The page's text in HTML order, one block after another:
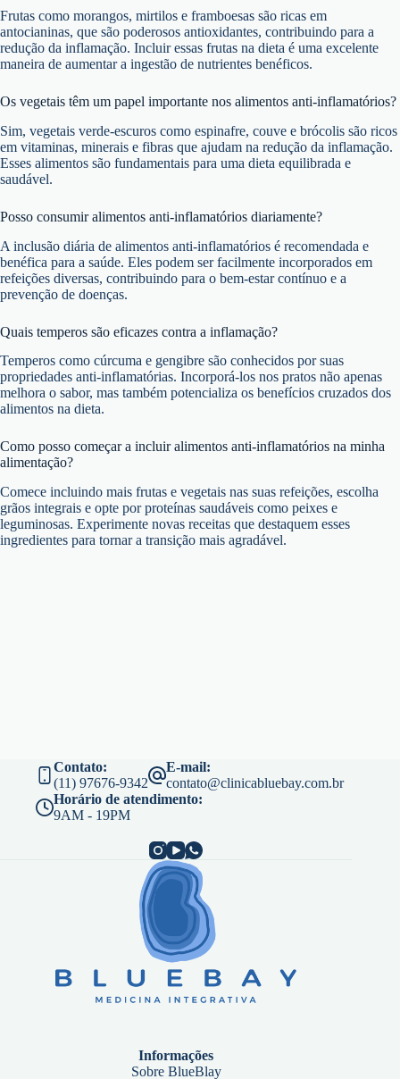
Frutas como morangos, mirtilos e framboesas são ricas em
antocianinas, que são poderosos antioxidantes, contribuindo para a
redução da inflamação. Incluir essas frutas na dieta é uma excelente
maneira de aumentar a ingestão de nutrientes benéficos.
Os vegetais têm um papel importante nos alimentos anti-inflamatórios?
Sim, vegetais verde-escuros como espinafre, couve e brócolis são ricos
em vitaminas, minerais e fibras que ajudam na redução da inflamação.
Esses alimentos são fundamentais para uma dieta equilibrada e
saudável.
Posso consumir alimentos anti-inflamatórios diariamente?
A inclusão diária de alimentos anti-inflamatórios é recomendada e
benéfica para a saúde. Eles podem ser facilmente incorporados em
refeições diversas, contribuindo para o bem-estar contínuo e a
prevenção de doenças.
Quais temperos são eficazes contra a inflamação?
Temperos como cúrcuma e gengibre são conhecidos por suas
propriedades anti-inflamatórias. Incorporá-los nos pratos não apenas
melhora o sabor, mas também potencializa os benefícios cruzados dos
alimentos na dieta.
Como posso começar a incluir alimentos anti-inflamatórios na minha
alimentação?
Comece incluindo mais frutas e vegetais nas suas refeições, escolha
grãos integrais e opte por proteínas saudáveis como peixes e
leguminosas. Experimente novas receitas que destaquem esses
ingredientes para tornar a transição mais agradável.
Contato:
(11) 97676-9342
E-mail:
contato@clinicabluebay.com.br
Horário de atendimento:
9AM - 19PM
Informações
Sobre BlueBlay